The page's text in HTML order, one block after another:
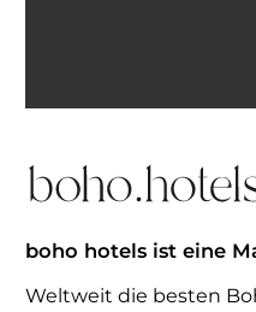
boho hotels ist eine
Weltweit die besten